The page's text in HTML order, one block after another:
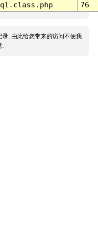
76
录, 由此给您带来的访问不便我
.